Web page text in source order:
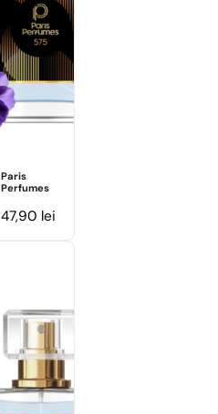
Paris
Perfumes
47,90 lei